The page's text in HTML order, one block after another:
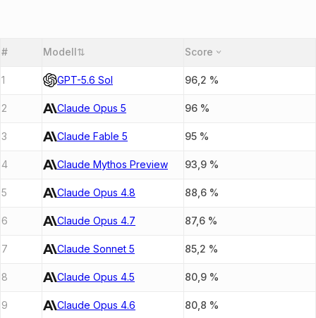
# Modell⇅ Score
1 GPT-5.6 Sol 96,2 %
2 Claude Opus 5 96 %
3 Claude Fable 5 95 %
4 Claude Mythos Preview 93,9 %
5 Claude Opus 4.8 88,6 %
6 Claude Opus 4.7 87,6 %
7 Claude Sonnet 5 85,2 %
8 Claude Opus 4.5 80,9 %
9 Claude Opus 4.6 80,8 %